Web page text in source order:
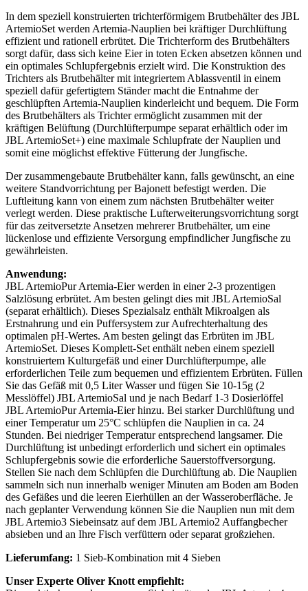
In dem speziell konstruierten trichterförmigem Brutbehälter des JBL
ArtemioSet werden Artemia-Nauplien bei kräftiger Durchlüftung
effizient und rationell erbrütet. Die Trichterform des Brutbehälters
sorgt dafür, dass sich keine Eier in toten Ecken absetzen können und
ein optimales Schlupfergebnis erzielt wird. Die Konstruktion des
Trichters als Brutbehälter mit integriertem Ablassventil in einem
speziell dafür gefertigtem Ständer macht die Entnahme der
geschlüpften Artemia-Nauplien kinderleicht und bequem. Die Form
des Brutbehälters als Trichter ermöglicht zusammen mit der
kräftigen Belüftung (Durchlüfterpumpe separat erhältlich oder im
JBL ArtemioSet+) eine maximale Schlupfrate der Nauplien und
somit eine möglichst effektive Fütterung der Jungfische.
Der zusammengebaute Brutbehälter kann, falls gewünscht, an eine
weitere Standvorrichtung per Bajonett befestigt werden. Die
Luftleitung kann von einem zum nächsten Brutbehälter weiter
verlegt werden. Diese praktische Lufterweiterungsvorrichtung sorgt
für das zeitversetzte Ansetzen mehrerer Brutbehälter, um eine
lückenlose und effiziente Versorgung empfindlicher Jungfische zu
gewährleisten.
Anwendung:
JBL ArtemioPur Artemia-Eier werden in einer 2-3 prozentigen
Salzlösung erbrütet. Am besten gelingt dies mit JBL ArtemioSal
(separat erhältlich). Dieses Spezialsalz enthält Mikroalgen als
Erstnahrung und ein Puffersystem zur Aufrechterhaltung des
optimalen pH-Wertes. Am besten gelingt das Erbrüten im JBL
ArtemioSet. Dieses Komplett-Set enthält neben einem speziell
konstruiertem Kulturgefäß und einer Durchlüfterpumpe, alle
erforderlichen Teile zum bequemen und effizientem Erbrüten. Füllen
Sie das Gefäß mit 0,5 Liter Wasser und fügen Sie 10-15g (2
Messlöffel) JBL ArtemioSal und je nach Bedarf 1-3 Dosierlöffel
JBL ArtemioPur Artemia-Eier hinzu. Bei starker Durchlüftung und
einer Temperatur um 25°C schlüpfen die Nauplien in ca. 24
Stunden. Bei niedriger Temperatur entsprechend langsamer. Die
Durchlüftung ist unbedingt erforderlich und sichert ein optimales
Schlupfergebnis sowie die erforderliche Sauerstoffversorgung.
Stellen Sie nach dem Schlüpfen die Durchlüftung ab. Die Nauplien
sammeln sich nun innerhalb weniger Minuten am Boden am Boden
des Gefäßes und die leeren Eierhüllen an der Wasseroberfläche. Je
nach geplanter Verwendung können Sie die Nauplien nun mit dem
JBL Artemio3 Siebeinsatz auf dem JBL Artemio2 Auffangbecher
absieben und an Ihre Fisch verfüttern oder separat großziehen.
Lieferumfang: 1 Sieb-Kombination mit 4 Sieben
Unser Experte Oliver Knott empfiehlt: